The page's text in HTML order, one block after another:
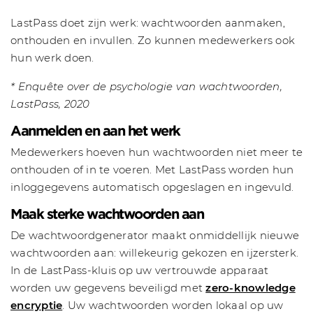
LastPass doet zijn werk: wachtwoorden aanmaken,
onthouden en invullen. Zo kunnen medewerkers ook
hun werk doen.
* Enquête over de psychologie van wachtwoorden,
LastPass, 2020
Aanmelden en aan het werk
Medewerkers hoeven hun wachtwoorden niet meer te
onthouden of in te voeren. Met LastPass worden hun
inloggegevens automatisch opgeslagen en ingevuld.
Maak sterke wachtwoorden aan
De wachtwoordgenerator maakt onmiddellijk nieuwe
wachtwoorden aan: willekeurig gekozen en ijzersterk.
In de LastPass-kluis op uw vertrouwde apparaat
worden uw gegevens beveiligd metzero-knowledge
encryptie. Uw wachtwoorden worden lokaal op uw